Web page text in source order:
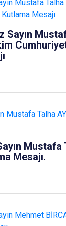
Sayın
Mustafa
Mesajı.